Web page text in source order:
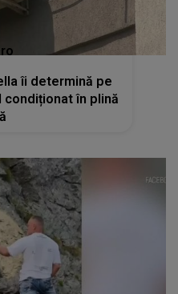
îi determină pe
condiționat în plină